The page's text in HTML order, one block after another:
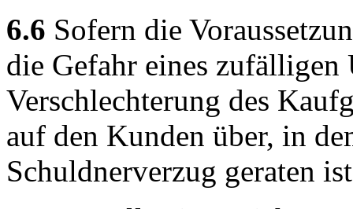
6.6 Sofern die
die Gefahr eines
Verschlechterung des
auf den Kunden über, in
Schuldnerverzug geraten